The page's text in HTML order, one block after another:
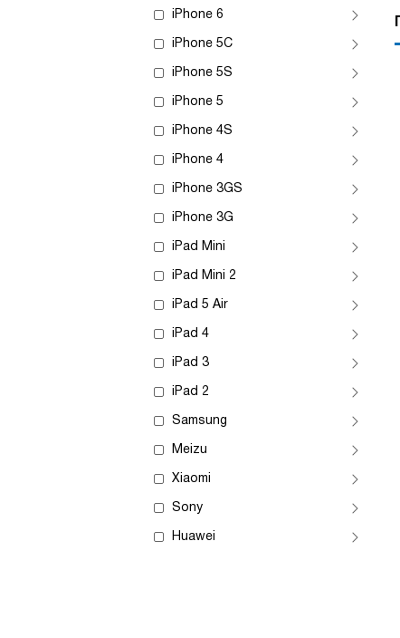
iPhone 6
iPhone 5C
iPhone 5S
iPhone 5
iPhone 4S
iPhone 4
iPhone 3GS
iPhone 3G
iPad Mini
iPad Mini 2
iPad 5 Air
iPad 4
iPad 3
iPad 2
Samsung
Meizu
Xiaomi
Sony
Huawei